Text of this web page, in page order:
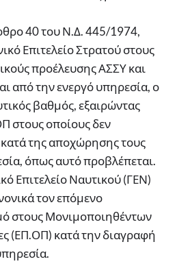
40 του Ν.Δ. 445/1974,
Επιτελείο Στρατού στους
προέλευσης ΑΣΣΥ και
από την ενεργό υπηρεσία, ο
βαθμός, εξαιρώντας
στους οποίους δεν
της αποχώρησης τους
όπως αυτό προβλέπεται.
Επιτελείο Ναυτικού (ΓΕΝ)
τον επόμενο
στους Μονιμοποιηθέντων
(ΕΠ.ΟΠ) κατά την διαγραφή